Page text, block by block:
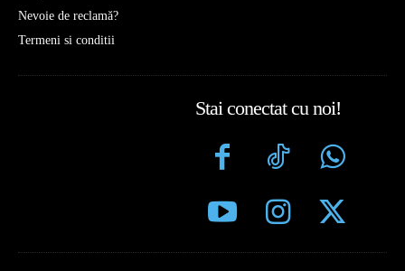
Nevoie de reclamă?
Termeni si conditii
Stai conectat cu noi!